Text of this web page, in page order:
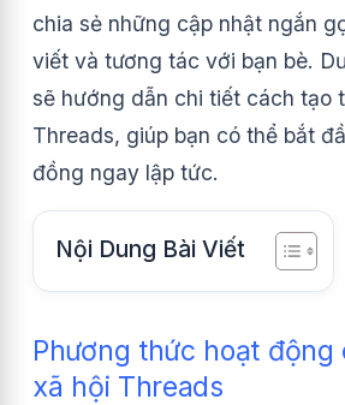
chia sẻ những cập nhật ngắn
viết và tương tác với bạn bè.
sẽ hướng dẫn chi tiết cách tạo
Threads, giúp bạn có thể bắt
đồng ngay lập tức.
Nội Dung Bài Viết
Phương thức hoạt động
xã hội Threads